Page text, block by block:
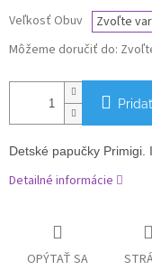
Veľkosť Obuv
Môžeme doručiť do:
Detské papučky
Detailné informácie
OPÝTAŤ SA